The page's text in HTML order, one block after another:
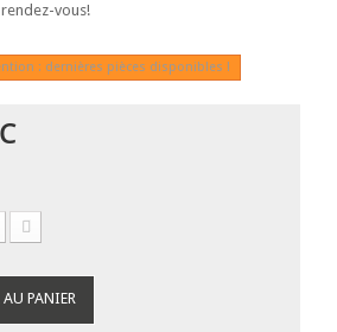
vous!
: dernières pièces disponibles !
AU PANIER